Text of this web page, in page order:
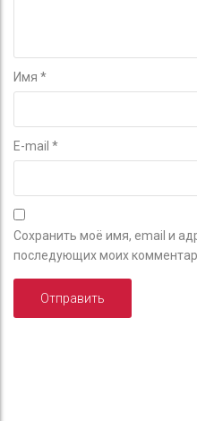
Имя *
E-mail *
Сохранить моё имя, email и
последующих моих